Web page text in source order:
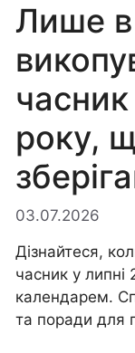
Лише в
року,
03.07.2026
Дізнайтеся,
часник у липні
календарем.
та поради для